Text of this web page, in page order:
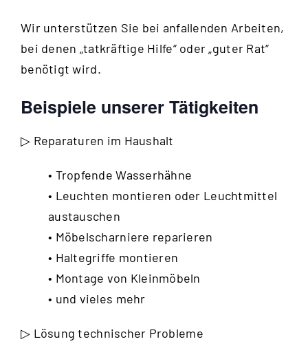
Wir unterstützen Sie bei anfallenden Arbeiten,
bei denen „tatkräftige Hilfe“ oder „guter Rat“
benötigt wird.
Beispiele unserer Tätigkeiten
▷ Reparaturen im Haushalt
• Tropfende Wasserhähne
• Leuchten montieren oder Leuchtmittel
austauschen
• Möbelscharniere reparieren
• Haltegriffe montieren
• Montage von Kleinmöbeln
• und vieles mehr
▷ Lösung technischer Probleme